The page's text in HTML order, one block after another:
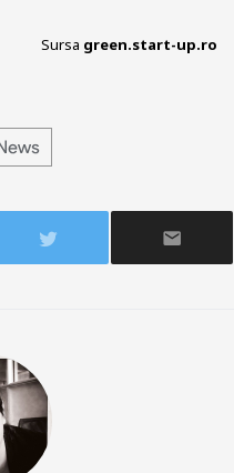
Sursa green.start-up.ro